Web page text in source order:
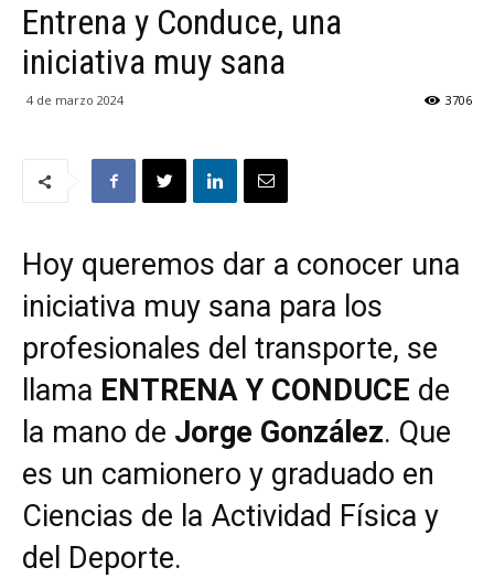
Entrena y Conduce, una
iniciativa muy sana
4 de marzo 2024 3706
Hoy queremos dar a conocer una
iniciativa muy sana para los
profesionales del transporte, se
llama ENTRENA Y CONDUCE de
la mano de Jorge González. Que
es un camionero y graduado en
Ciencias de la Actividad Física y
del Deporte.